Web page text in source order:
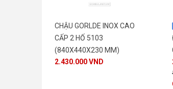
CHẬU GORLDE INOX CAO
CẤP 2 HỐ 5103
(840X440X230 MM)
2.430.000 VND